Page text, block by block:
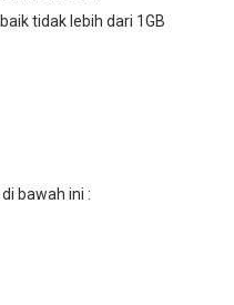
tidak lebih dari 1GB
bawah ini :